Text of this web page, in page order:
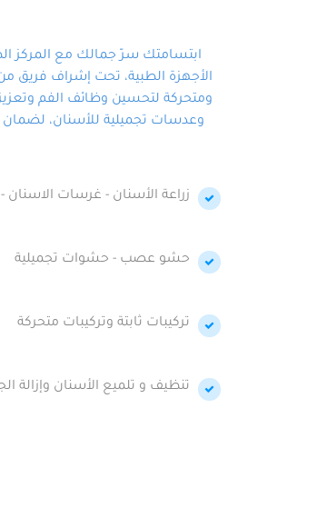
ابتسامتك سرّ جمالك مع المركز
الأجهزة الطبية، تحت إشراف فريق من
ومتحركة لتحسين وظائف الفم
وعدسات تجميلية للأسنان، لضمان
زراعة الأسنان - غرسات الاسنان -
حشو عصب - حشوات تجميلية
تركيبات ثابتة وتركيبات متحركة
تنظيف و تلميع الأسنان وإزالة